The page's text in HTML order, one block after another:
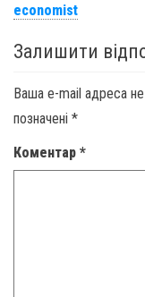
economist
Залишити
Ваша e-mail адреса
позначені *
Коментар *